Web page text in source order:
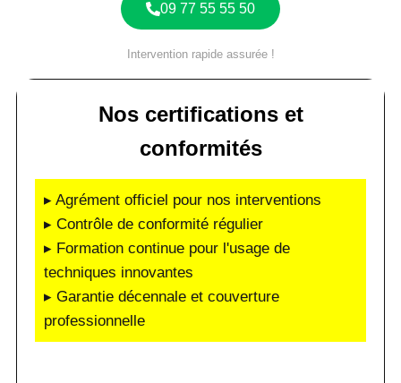
09 77 55 55 50
Intervention rapide assurée !
Nos certifications et
conformités
▸ Agrément officiel pour nos interventions
▸ Contrôle de conformité régulier
▸ Formation continue pour l'usage de
techniques innovantes
▸ Garantie décennale et couverture
professionnelle